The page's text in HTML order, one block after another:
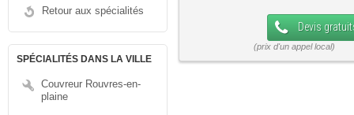
Retour aux spécialités
SPÉCIALITÉS DANS LA VILLE
Couvreur Rouvres-en-
plaine
Devis